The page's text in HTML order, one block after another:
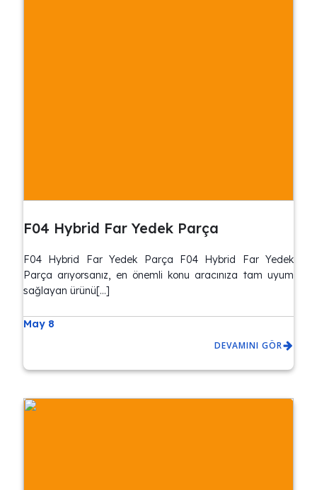
F04 Hybrid Far Yedek Parça
F04 Hybrid Far Yedek Parça F04 Hybrid Far Yedek
Parça arıyorsanız, en önemli konu aracınıza tam uyum
sağlayan ürünü[…]
May 8
DEVAMINI GÖR